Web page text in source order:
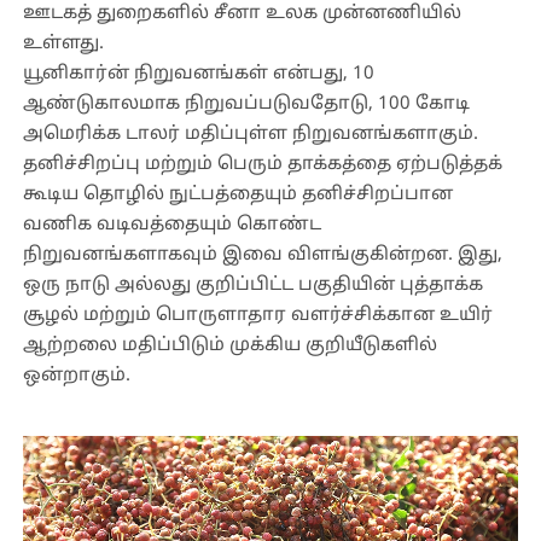
ஊடகத் துறைகளில் சீனா உலக முன்னணியில்
உள்ளது.
யூனிகார்ன் நிறுவனங்கள் என்பது, 10
ஆண்டுகாலமாக நிறுவப்படுவதோடு, 100 கோடி
அமெரிக்க டாலர் மதிப்புள்ள நிறுவனங்களாகும்.
தனிச்சிறப்பு மற்றும் பெரும் தாக்கத்தை ஏற்படுத்தக்
கூடிய தொழில் நுட்பத்தையும் தனிச்சிறப்பான
வணிக வடிவத்தையும் கொண்ட
நிறுவனங்களாகவும் இவை விளங்குகின்றன. இது,
ஒரு நாடு அல்லது குறிப்பிட்ட பகுதியின் புத்தாக்க
சூழல் மற்றும் பொருளாதார வளர்ச்சிக்கான உயிர்
ஆற்றலை மதிப்பிடும் முக்கிய குறியீடுகளில்
ஒன்றாகும்.